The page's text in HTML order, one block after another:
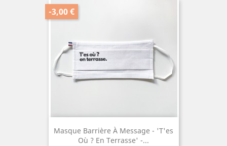
Masque Barrière À Message - 'T'es
Où ? En Terrasse' -...
-3,00 €